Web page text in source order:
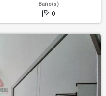
Baño(s)
0